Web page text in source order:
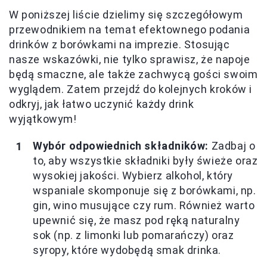
W poniższej liście dzielimy się szczegółowym
przewodnikiem na temat efektownego podania
drinków z borówkami na imprezie. Stosując
nasze wskazówki, nie tylko sprawisz, że napoje
będą smaczne, ale także zachwycą gości swoim
wyglądem. Zatem przejdź do kolejnych kroków i
odkryj, jak łatwo uczynić każdy drink
wyjątkowym!
Wybór odpowiednich składników: Zadbaj o
to, aby wszystkie składniki były świeże oraz
wysokiej jakości. Wybierz alkohol, który
wspaniale skomponuje się z borówkami, np.
gin, wino musujące czy rum. Również warto
upewnić się, że masz pod ręką naturalny
sok (np. z limonki lub pomarańczy) oraz
syropy, które wydobędą smak drinka.